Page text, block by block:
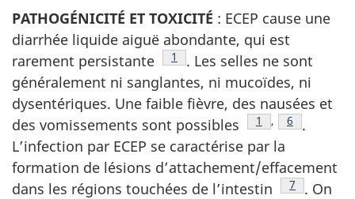
PATHOGÉNICITÉ ET TOXICITÉ : ECEP cause une
diarrhée liquide aiguë abondante, qui est
rarement persistante
Note de bas de page
1
. Les selles ne sont
généralement ni sanglantes, ni mucoïdes, ni
dysentériques. Une faible fièvre, des nausées et
des vomissements sont possibles
Note de bas de
1 , Note de bas
6
.
L’infection par ECEP se caractérise par la
formation de lésions d’attachement/effacement
dans les régions touchées de l’intestin
Note de
7
. On